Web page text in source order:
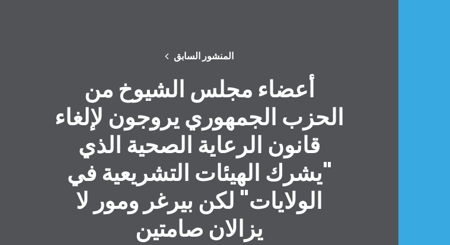
المنشور السابق
أعضاء مجلس الشيوخ من
الحزب الجمهوري يروجون لإلغاء
قانون الرعاية الصحية الذي
"يشرك الهيئات التشريعية في
الولايات" لكن بيرغر ومور لا
يزالان صامتين